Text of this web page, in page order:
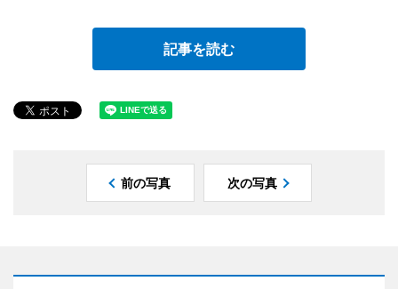
記事を読む
前の写真 次の写真